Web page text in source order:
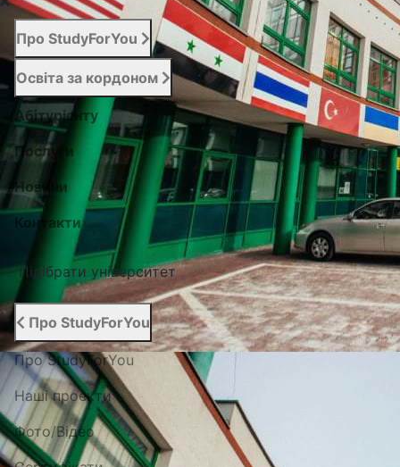
Про StudyForYou
Освіта за кордоном
Абітурієнту
Послуги
Новини
Контакти
Підібрати університет
Про StudyForYou
Про StudyForYou
Наші проекти
Фото/Відео